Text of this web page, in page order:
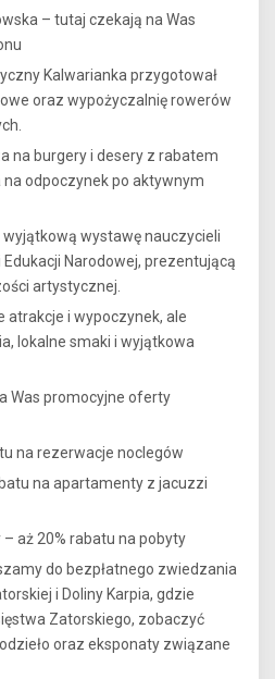
– tutaj czekają na Was
Kalwarianka przygotował
oraz wypożyczalnię rowerów
na burgery i desery z rabatem
odpoczynek po aktywnym
wystawę nauczycieli
Edukacji Narodowej, prezentującą
artystycznej.
atrakcje i wypoczynek, ale
lokalne smaki i wyjątkowa
Was promocyjne oferty
na rezerwacje noclegów
na apartamenty z jacuzzi
aż 20% rabatu na pobyty
do bezpłatnego zwiedzania
i Doliny Karpia, gdzie
Zatorskiego, zobaczyć
oraz eksponaty związane